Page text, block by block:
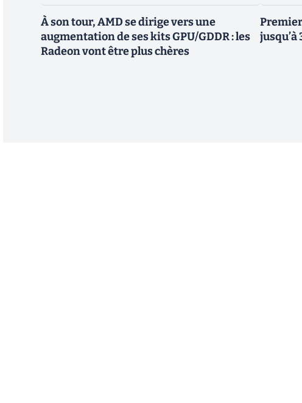
À son tour, AMD se dirige vers une
augmentation de ses kits GPU/GDDR : les
Radeon vont être plus chères
jusqu’à